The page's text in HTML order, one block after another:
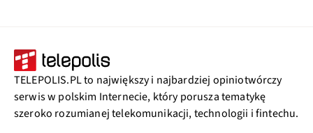
TELEPOLIS.PL to największy i najbardziej opiniotwórczy
serwis w polskim Internecie, który porusza tematykę
szeroko rozumianej telekomunikacji, technologii i fintechu.